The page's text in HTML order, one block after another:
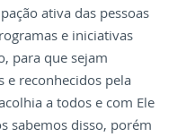
ativa das pessoas
e iniciativas
para que sejam
e reconhecidos pela
a todos e com Ele
sabemos disso, porém